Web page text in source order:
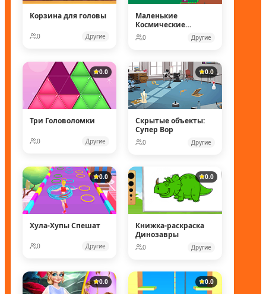
Корзина для головы
0 Другие
Маленькие
Космические
рейнджеры
0 Другие
0.0
Три Головоломки
0 Другие
0.0
Скрытые объекты:
Супер Вор
0 Другие
0.0
Хула-Хупы Спешат
0 Другие
0.0
Книжка-раскраска
Динозавры
0 Другие
0.0 0.0